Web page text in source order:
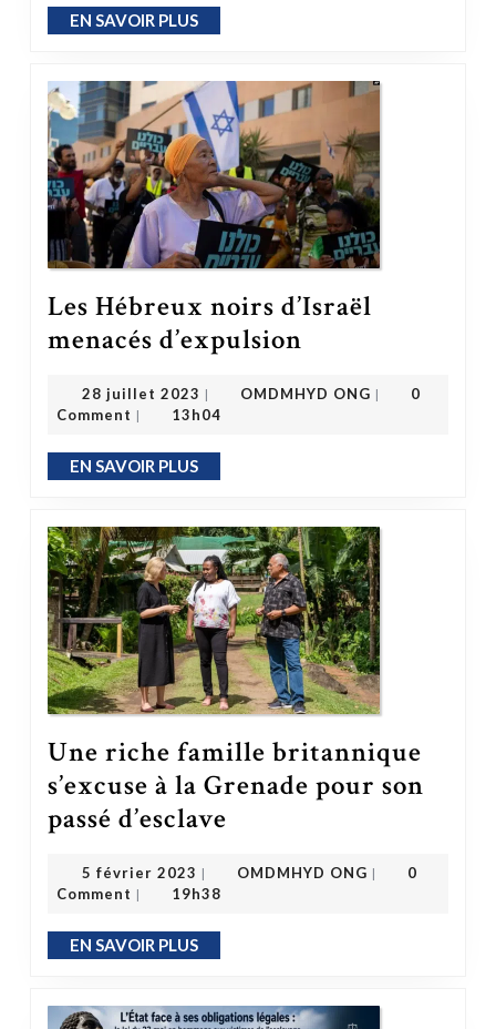
EN SAVOIR PLUSEN SAVOIR PLUS
Les Hébreux noirs d’Israël
menacés d’expulsion
28 juillet 2023 28 juillet 2023
| OMDMHYD ONG |
0
Comment | 13h04
EN SAVOIR PLUSEN SAVOIR PLUS
Une riche famille britannique
s’excuse à la Grenade pour son
passé d’esclave
5 février 2023 5 février 2023
| OMDMHYD ONG |
0
Comment | 19h38
EN SAVOIR PLUSEN SAVOIR PLUS